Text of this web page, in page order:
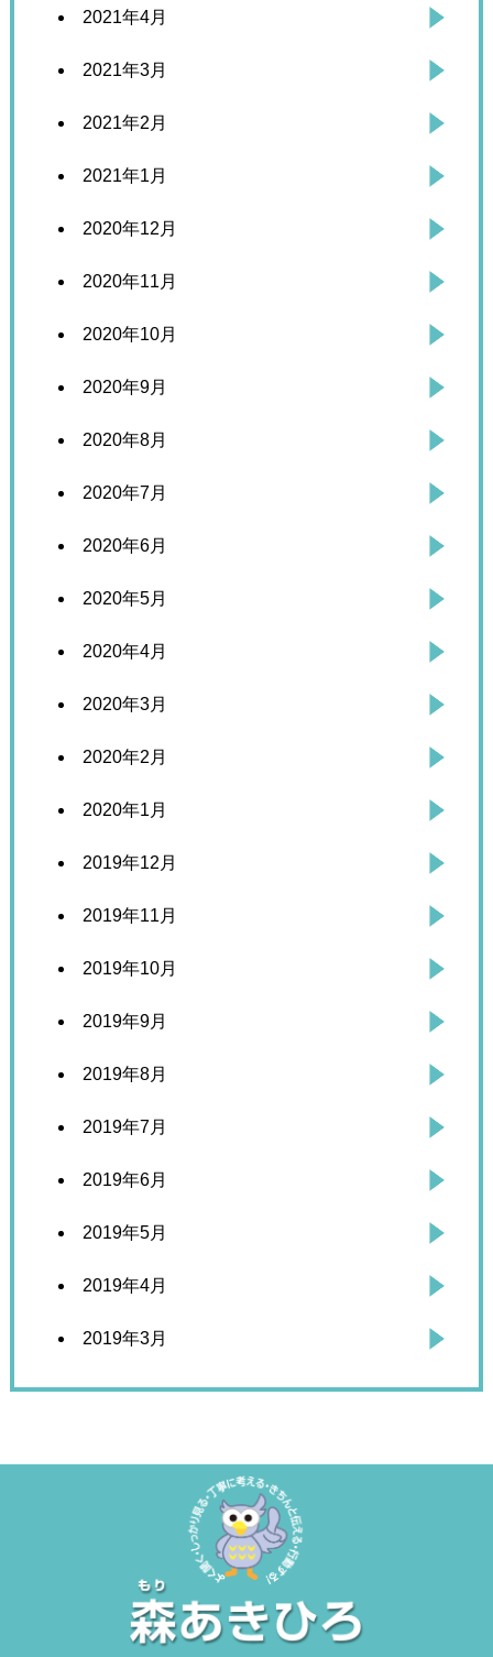
2021年4月
2021年3月
2021年2月
2021年1月
2020年12月
2020年11月
2020年10月
2020年9月
2020年8月
2020年7月
2020年6月
2020年5月
2020年4月
2020年3月
2020年2月
2020年1月
2019年12月
2019年11月
2019年10月
2019年9月
2019年8月
2019年7月
2019年6月
2019年5月
2019年4月
2019年3月